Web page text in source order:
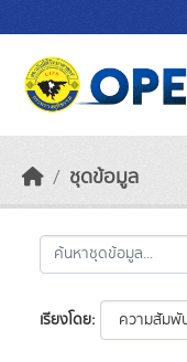
ชุดข้อมูล
เรียงโดย